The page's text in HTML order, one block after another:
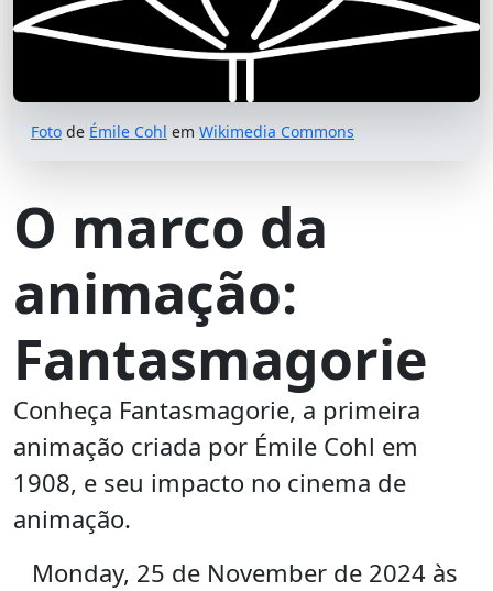
Foto de Émile Cohl em Wikimedia Commons
O marco da
animação:
Fantasmagorie
Conheça Fantasmagorie, a primeira
animação criada por Émile Cohl em
1908, e seu impacto no cinema de
animação.
Monday, 25 de November de 2024 às